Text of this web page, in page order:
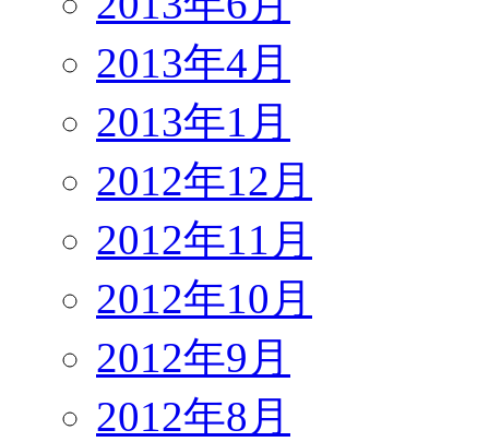
2013年4月
2013年1月
2012年12月
2012年11月
2012年10月
2012年9月
2012年8月